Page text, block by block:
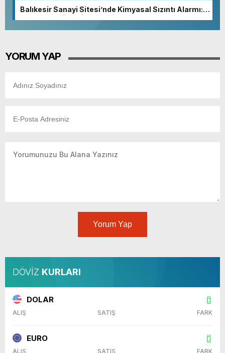
Balıkesir Sanayi Sitesi’nde Kimyasal Sızıntı Alarmı:
52. Sokak Güvenlik Nedeniyle Boşaltıldı
YORUM YAP
Yorum Yap
DÖVİZ KURLARI
DOLAR
ALIŞ SATIŞ FARK
EURO
ALIŞ SATIŞ FARK